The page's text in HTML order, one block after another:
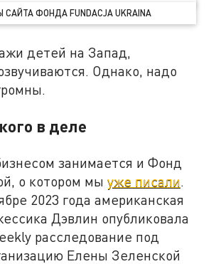
ФОНДА FUNDACJA UKRAINA
детей на Запад,
Однако, надо
в деле
занимается и Фонд
о котором мыуже писали
2023 года американская
Дэвлин опубликовала
расследование под
Елены Зеленской